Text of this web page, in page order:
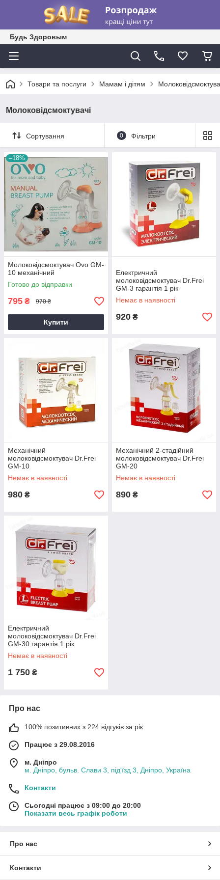
Будь Здоровым
Товари та послуги Мамам і дітям
Молоковідсмоктувачі
Сортування 0 Фільтри
–18%
Молоковідсмоктувач Ovo GM-
10 механічний
Готово до відправки
795 ₴ 970 ₴
Купити
Електричний
молоковідсмоктувач Dr.Frei
GM-3 гарантія 1 рік
Немає в наявності
920 ₴
Механічний
молоковідсмоктувач Dr.Frei
GM-10
Немає в наявності
980 ₴
Механічний 2-стадійний
молоковідсмоктувач Dr.Frei
GM-20
Немає в наявності
890 ₴
Електричний
молоковідсмоктувач Dr.Frei
GM-30 гарантія 1 рік
Немає в наявності
1 750 ₴
Про нас
100% позитивних з 224 відгуків за рік
Працює з 29.08.2016
м. Дніпро
м. Дніпро, бульв. Слави 3, під'їзд 3, Дніпро, Україна
Контакти
Сьогодні працює з 09:00 до 20:00
Показати весь графік роботи
Про нас
Контакти